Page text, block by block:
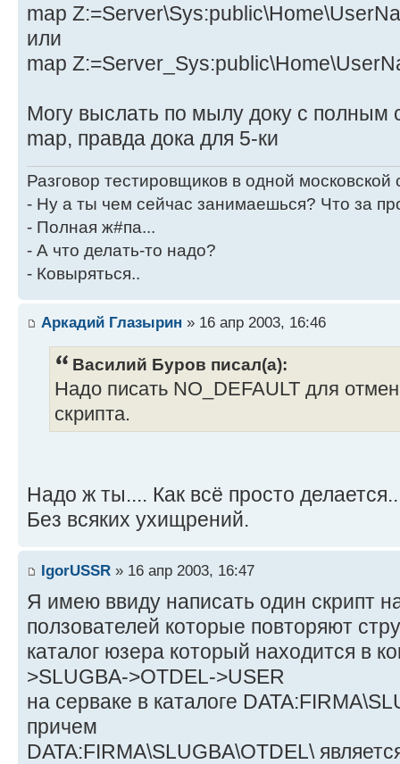
map
или
map
Могу выслать по мылу доку с полным
map, правда дока для 5-ки
Разговор тестировщиков в одной
- Ну а ты чем сейчас занимаешься? Что за
- Полная ж#па...
- А что делать-то надо?
- Ковыряться..
Аркадий Глазырин » 16 апр 2003, 16:46
Василий Буров писал(а):
Надо писать NO_DEFAULT для
скрипта.
Надо ж ты.... Как всё просто
Без всяких ухищрений.
IgorUSSR » 16 апр 2003, 16:47
Я имею ввиду написать один скрипт
ползователей которые повторяют
каталог юзера который находится в
>SLUGBA->OTDEL->USER
на серваке в каталоге
причем
DATA:FIRMA\SLUGBA\OTDEL\